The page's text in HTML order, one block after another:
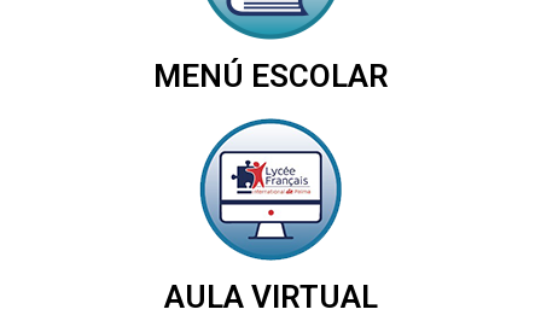
MENÚ ESCOLAR
AULA VIRTUAL